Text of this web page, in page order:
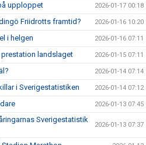
upploppet 2026-01-17 00:18
Friidrotts framtid? 2026-01-16 10:20
i helgen 2026-01-16 07:11
landslaget 2026-01-15 07:11
2026-01-14 07:14
i Sverigestatistiken 2026-01-14 07:12
2026-01-13 07:45
Sverigestatistik
2026-01-13 07:37